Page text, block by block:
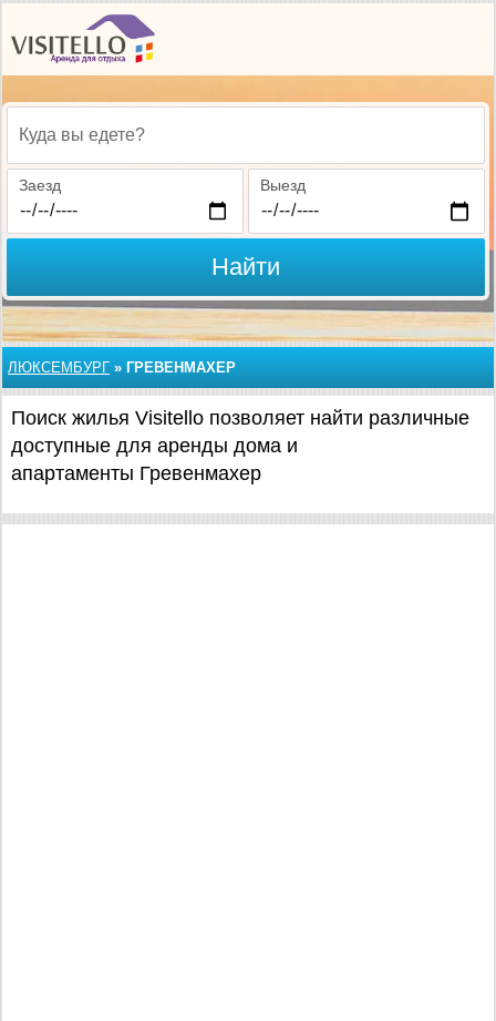
Куда вы едете?
Заезд Выезд
Найти
ЛЮКСЕМБУРГ » ГРЕВЕНМАХЕР
Поиск жилья Visitello позволяет найти различные
доступные для аренды дома и
апартаменты Гревенмахер